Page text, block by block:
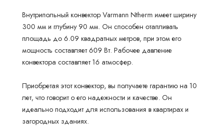
Внутрипольный конвектор Varmann Ntherm имеет ширину
300 мм и глубину 90 мм. Он способен отапливать
площадь до 6.09 квадратных метров, при этом его
мощность составляет 609 Вт. Рабочее давление
конвектора составляет 16 атмосфер.
Приобретая этот конвектор, вы получаете гарантию на 10
лет, что говорит о его надежности и качестве. Он
идеально подходит для использования в квартирах и
загородных зданиях.